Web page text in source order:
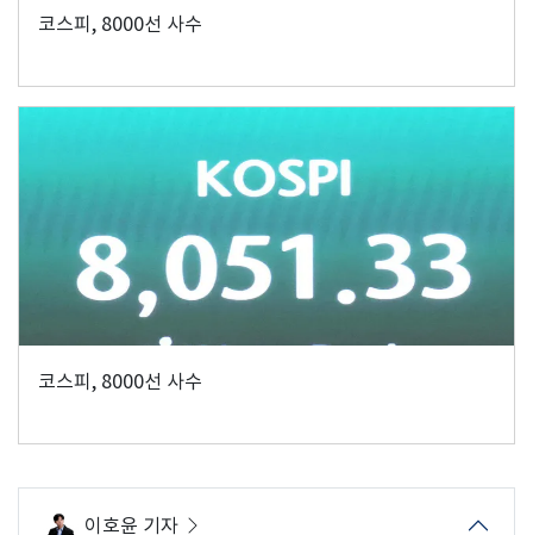
코스피, 8000선 사수
코스피, 8000선 사수
이호윤 기자